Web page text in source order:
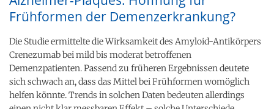
Frühformen der Demenzerkrankung?
Die Studie ermittelte die Wirksamkeit des Amyloid-Antikörpers
Crenezumab bei mild bis moderat betroffenen
Demenzpatienten. Passend zu früheren Ergebnissen deutete
sich schwach an, dass das Mittel bei Frühformen womöglich
helfen könnte. Trends in solchen Daten bedeuten allerdings